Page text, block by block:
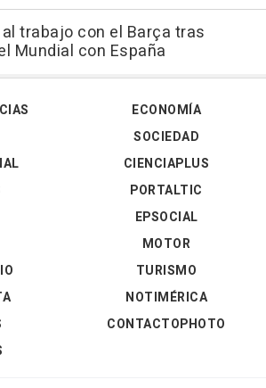
trabajo con el Barça tras
Mundial con España
ECONOMÍA
SOCIEDAD
CIENCIAPLUS
PORTALTIC
EPSOCIAL
MOTOR
TURISMO
NOTIMÉRICA
CONTACTOPHOTO